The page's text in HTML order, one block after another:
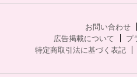
お問い合わせ
広告掲載について
プ
特定商取引法に基づく表記